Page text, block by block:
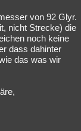
von 92 Glyr.
nicht Strecke) die
noch keine
dass dahinter
das was wir